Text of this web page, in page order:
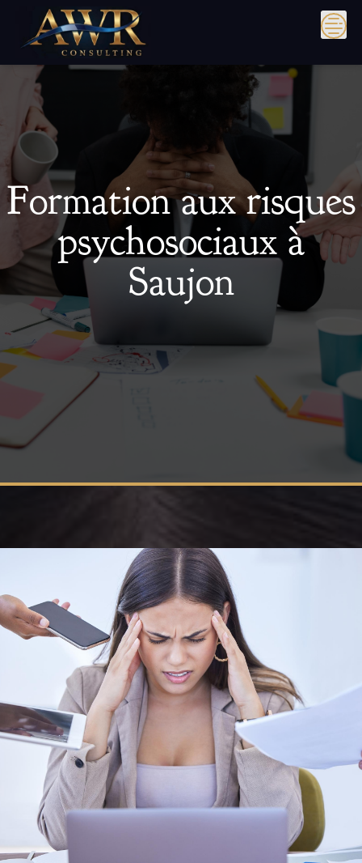
content
Formation aux risques
psychosociaux à
Saujon